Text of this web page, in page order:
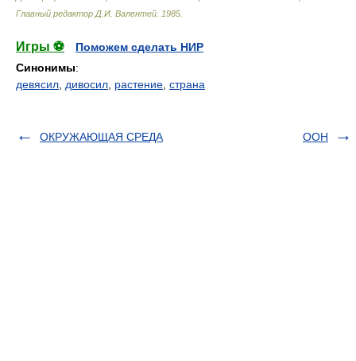
Главный редактор Д.И. Валентей 1985
Игры ⚽
Поможем сделать НИР
Синонимы:
девясил дивосил растение страна
ОКРУЖАЮЩАЯ СРЕДА ООН